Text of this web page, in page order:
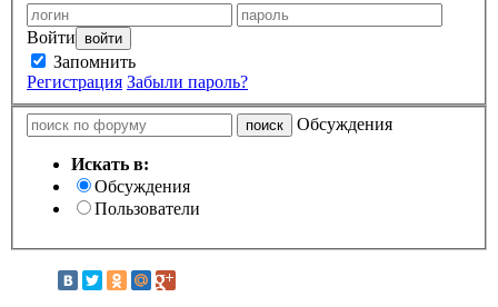
Войти
Запомнить
Регистрация Забыли пароль?
Обсуждения
Искать в:
Обсуждения
Пользователи